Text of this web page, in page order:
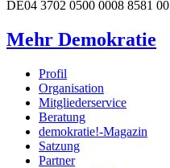
DE04 3702 0500 0008 8581 00
Mehr Demokratie
Profil
Organisation
Mitgliederservice
Beratung
demokratie!-Magazin
Satzung
Partner